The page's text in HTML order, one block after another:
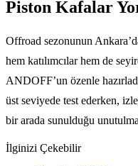
Piston Kafalar
Offroad sezonunun
hem katılımcılar hem de
ANDOFF’un özenle
üst seviyede test ederken,
bir arada sunulduğu
İlginizi Çekebilir